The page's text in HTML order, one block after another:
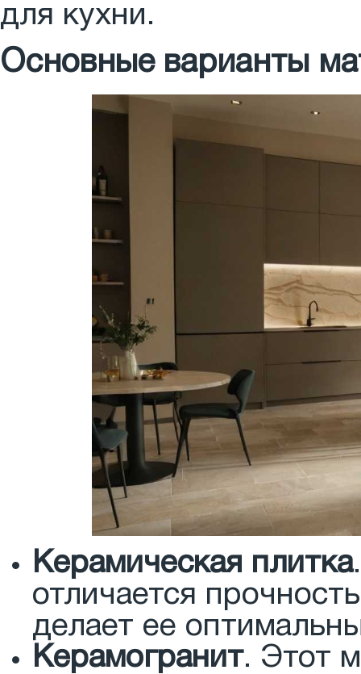
для кухни.
Основные варианты
Керамическая плитка
отличается
делает ее
Керамогранит. Этот